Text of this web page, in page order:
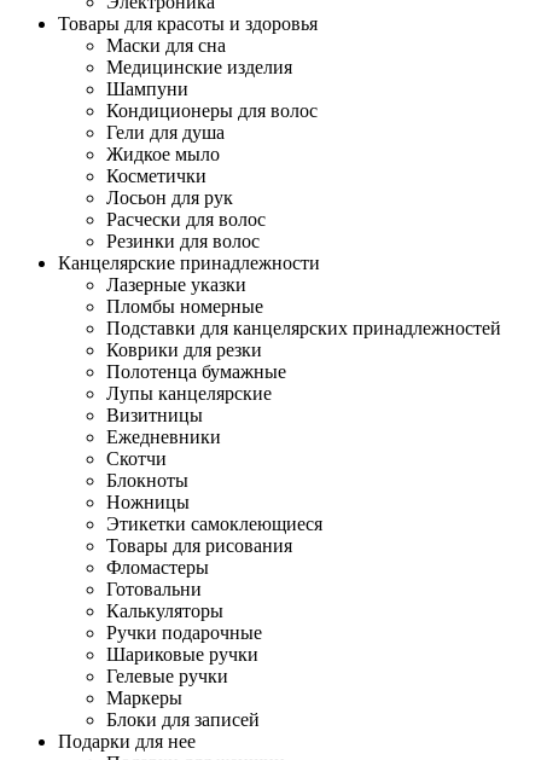
Товары для красоты и здоровья
Маски для сна
Медицинские изделия
Шампуни
Кондиционеры для волос
Гели для душа
Жидкое мыло
Косметички
Лосьон для рук
Расчески для волос
Резинки для волос
Канцелярские принадлежности
Лазерные указки
Пломбы номерные
Подставки для канцелярских принадлежностей
Коврики для резки
Полотенца бумажные
Лупы канцелярские
Визитницы
Ежедневники
Скотчи
Блокноты
Ножницы
Этикетки самоклеющиеся
Товары для рисования
Фломастеры
Готовальни
Калькуляторы
Ручки подарочные
Шариковые ручки
Гелевые ручки
Маркеры
Блоки для записей
Подарки для нее